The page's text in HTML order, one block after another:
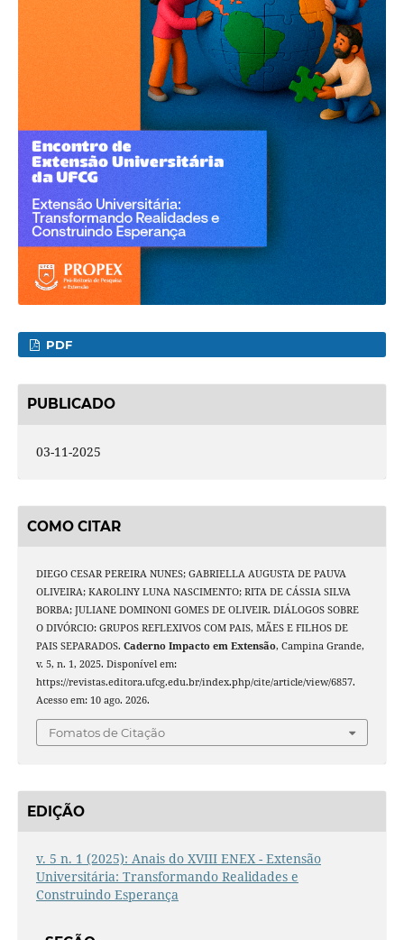
PDF
PUBLICADO
03-11-2025
COMO CITAR
DIEGO CESAR PEREIRA NUNES; GABRIELLA AUGUSTA DE PAUVA
OLIVEIRA; KAROLINY LUNA NASCIMENTO; RITA DE CÁSSIA SILVA
BORBA; JULIANE DOMINONI GOMES DE OLIVEIR. DIÁLOGOS SOBRE
O DIVÓRCIO: GRUPOS REFLEXIVOS COM PAIS, MÃES E FILHOS DE
PAIS SEPARADOS. Caderno Impacto em Extensão, Campina Grande,
v. 5, n. 1, 2025. Disponível em:
https://revistas.editora.ufcg.edu.br/index.php/cite/article/view/6857.
Acesso em: 10 ago. 2026.
Fomatos de Citação
EDIÇÃO
v. 5 n. 1 (2025): Anais do XVIII ENEX - Extensão
Universitária: Transformando Realidades e
Construindo Esperança